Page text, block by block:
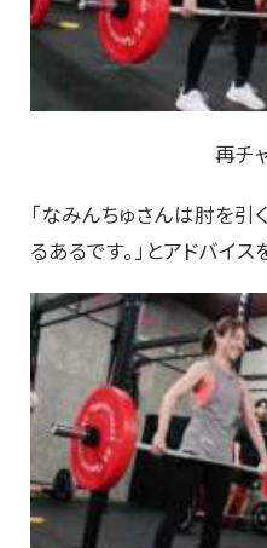
再チ
「なみんちゅさんは肘を引
るあるです。」とアドバイス